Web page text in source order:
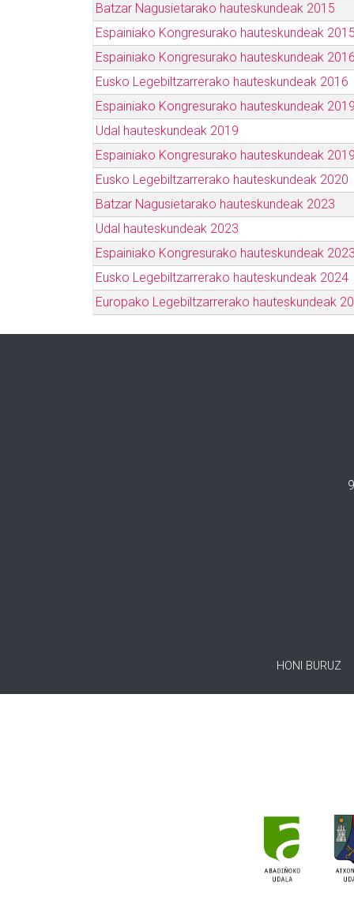
Batzar Nagusietarako hauteskundeak 2015
Espainiako Kongresurako hauteskundeak 2015
Espainiako Kongresurako hauteskundeak 2016
Eusko Legebiltzarrerako hauteskundeak 2016
Espainiako Kongresurako hauteskundeak
Udal hauteskundeak 2019
Espainiako Kongresurako hauteskundeak
Eusko Legebiltzarrerako hauteskundeak 2020
Batzar Nagusietarako hauteskundeak 2023
Udal hauteskundeak 2023
Espainiako Kongresurako hauteskundeak 2023
Eusko Legebiltzarrerako hauteskundeak 2024
Europako Legebiltzarrerako hauteskundeak
HONI BURUZ